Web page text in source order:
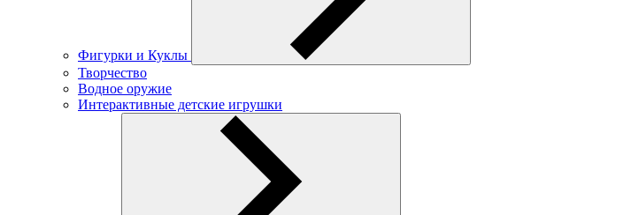
Фигурки и Куклы
Творчество
Водное оружие
Интерактивные детские игрушки